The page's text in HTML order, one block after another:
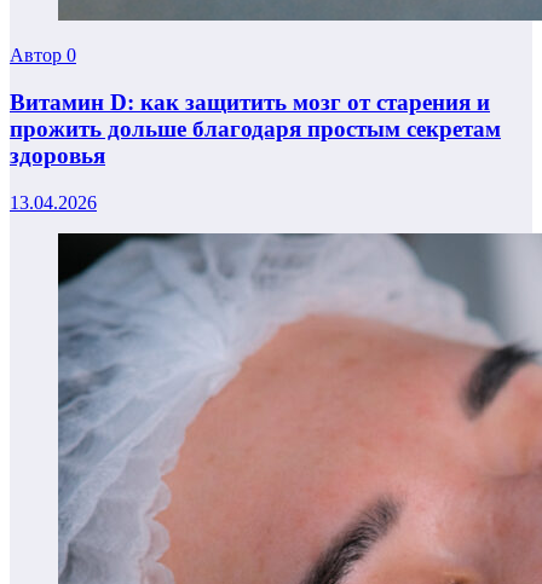
Автор 0
Витамин D: как защитить мозг от старения и
прожить дольше благодаря простым секретам
здоровья
13.04.2026